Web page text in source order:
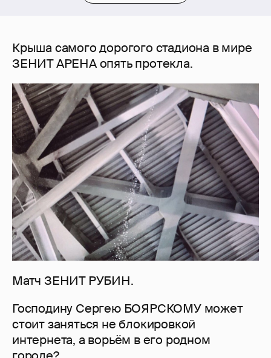
Крыша самого дорогого стадиона в мире
ЗЕНИТ АРЕНА опять протекла.
Матч ЗЕНИТ РУБИН.
Господину Сергею БОЯРСКОМУ может
стоит заняться не блокировкой
интернета, а ворьём в его родном